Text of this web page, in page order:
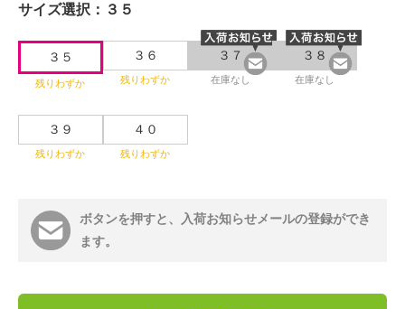
サイズ選択： ３５
３５
残りわずか
３６
残りわずか
３７
在庫なし
３８
在庫なし
３９
残りわずか
４０
残りわずか
ボタンを押すと、入荷お知らせメールの登録ができ
ます。